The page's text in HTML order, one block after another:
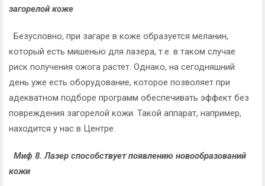
загорелой коже
Безусловно, при загаре в коже образуется меланин,
который есть мишенью для лазера, т.е. в таком случае
риск получения ожога растет. Однако, на сегодняшний
день уже есть оборудование, которое позволяет при
адекватном подборе программ обеспечивать эффект без
повреждения загорелой кожи. Такой аппарат, например,
находится у нас в Центре.
Миф 8. Лазер способствует появлению новообразований
кожи